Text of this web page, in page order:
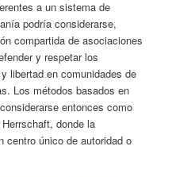
a un sistema de
podría considerarse,
compartida de asociaciones
y respetar los
libertad en comunidades de
Los métodos basados en
entonces como
donde la
centro único de autoridad o